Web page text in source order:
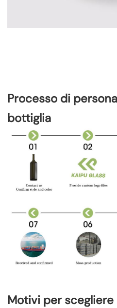
Processo di
bottiglia
Motivi per